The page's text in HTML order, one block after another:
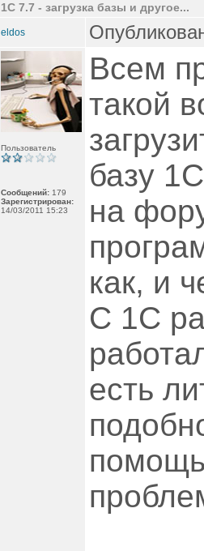
1С 7.7 - загрузка базы и другое...
eldos
Пользователь
Сообщений: 179
Зарегистрирован:
14/03/2011 15:23
Всем
такой
базу
на
как, и
С 1С
есть